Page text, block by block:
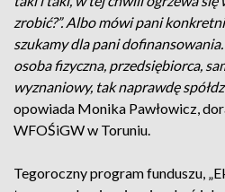
zrobić?”. Albo mówi pani
szukamy dla pani
osoba fizyczna, przedsiębiorca,
wyznaniowy, tak naprawdę
opowiada Monika Pawłowicz,
WFOŚiGW w Toruniu.
Tegoroczny program funduszu,